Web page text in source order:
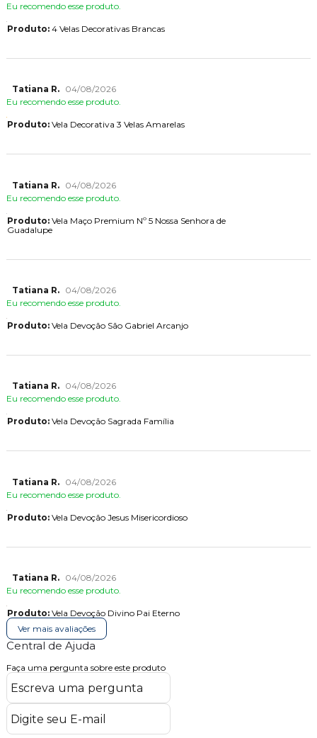
Eu recomendo esse produto.
Produto:4 Velas Decorativas Brancas
Tatiana R.
04/08/2026
Eu recomendo esse produto.
Produto:Vela Decorativa 3 Velas Amarelas
Tatiana R.
04/08/2026
Eu recomendo esse produto.
Produto:Vela Maço Premium Nº 5 Nossa Senhora de
Guadalupe
Tatiana R.
04/08/2026
Eu recomendo esse produto.
Produto:Vela Devoção São Gabriel Arcanjo
Tatiana R.
04/08/2026
Eu recomendo esse produto.
Produto:Vela Devoção Sagrada Família
Tatiana R.
04/08/2026
Eu recomendo esse produto.
Produto:Vela Devoção Jesus Misericordioso
Tatiana R.
04/08/2026
Eu recomendo esse produto.
Produto:Vela Devoção Divino Pai Eterno
Ver mais avaliações
Central de Ajuda
Faça uma pergunta sobre este produto